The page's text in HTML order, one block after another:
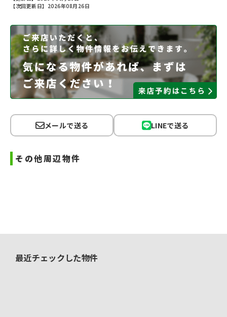
【次回更新日】2026年08月26日
メールで送る LINEで送る
その他周辺物件
最近チェックした物件